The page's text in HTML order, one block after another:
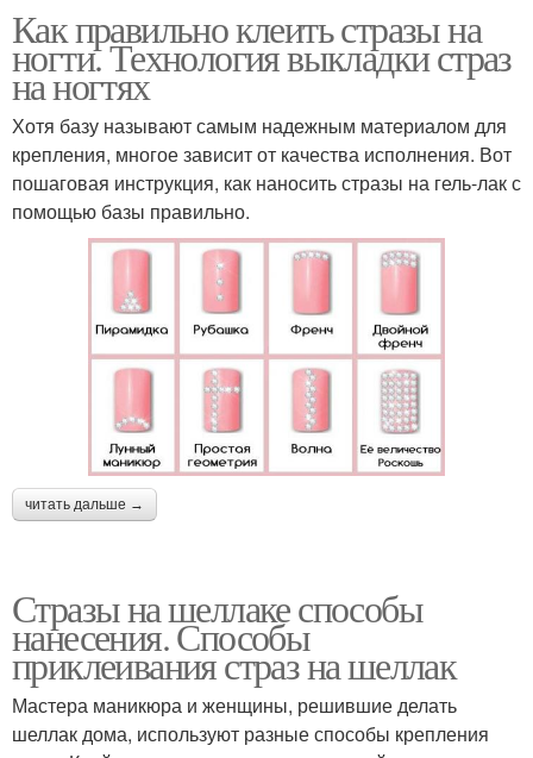
Как правильно клеить стразы на
ногти. Технология выкладки страз
на ногтях
Хотя базу называют самым надежным материалом для
крепления, многое зависит от качества исполнения. Вот
пошаговая инструкция, как наносить стразы на гель-лак с
помощью базы правильно.
читать дальше →
Стразы на шеллаке способы
нанесения. Способы
приклеивания страз на шеллак
Мастера маникюра и женщины, решившие делать
шеллак дома, используют разные способы крепления